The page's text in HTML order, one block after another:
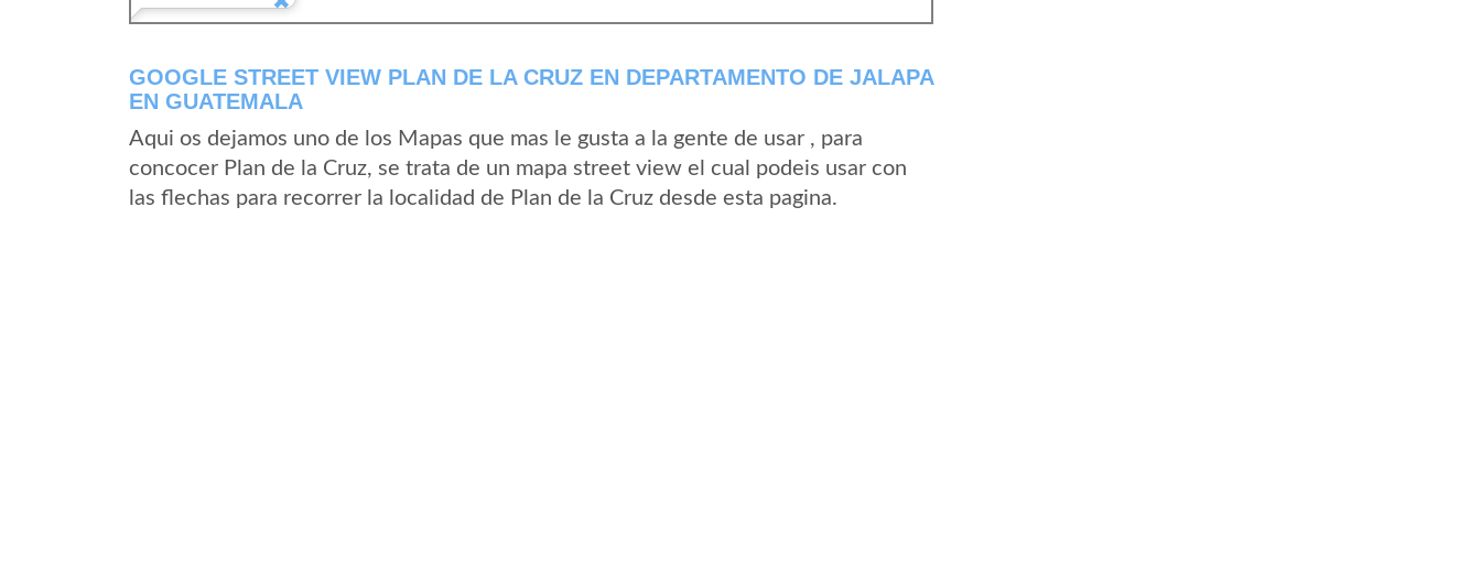
GOOGLE STREET VIEW PLAN DE LA CRUZ EN DEPARTAMENTO DE JALAPA
EN GUATEMALA
Aqui os dejamos uno de los Mapas que mas le gusta a la gente de usar , para
concocer Plan de la Cruz, se trata de un mapa street view el cual podeis usar con
las flechas para recorrer la localidad de Plan de la Cruz desde esta pagina.